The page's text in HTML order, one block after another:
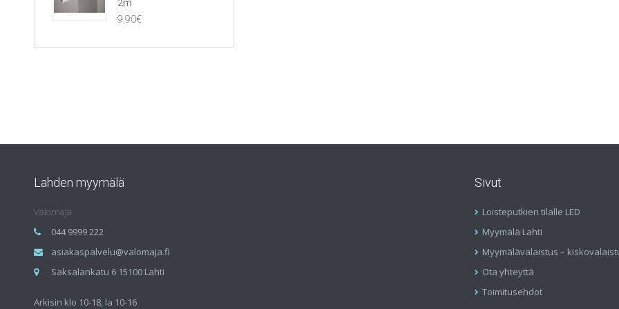
9,90€
Lahden myymälä
Valomaja
044 9999 222
asiakaspalvelu@valomaja.fi
Saksalankatu 6 15100 Lahti
Arkisin klo 10-18, la 10-16
Sivut
Loisteputkien tilalle LED
Myymälä Lahti
Myymälävalaistus –
Ota yhteyttä
Toimitusehdot